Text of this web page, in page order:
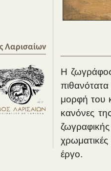
Λαρισαίων
Η ζωγράφος
μορφή του
κανόνες
χρωματικές
έργο.